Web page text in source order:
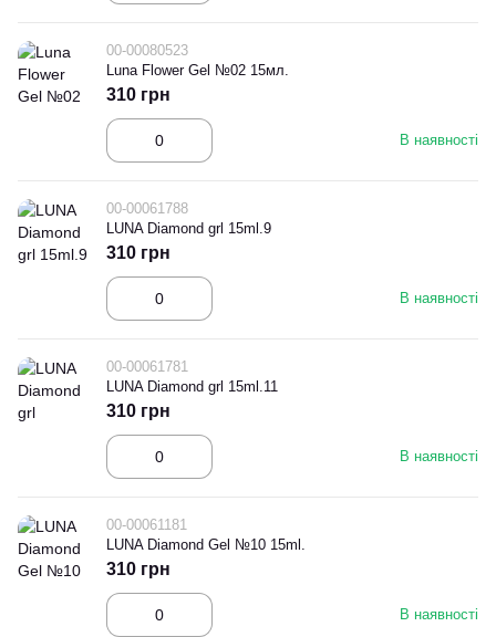
00-00080523
Luna Flower Gel №02 15мл.
В наявності
310 грн
00-00061788
LUNA Diamond grl 15ml.9
В наявності
310 грн
00-00061781
LUNA Diamond grl 15ml.11
В наявності
310 грн
00-00061181
LUNA Diamond Gel №10 15ml.
В наявності
310 грн